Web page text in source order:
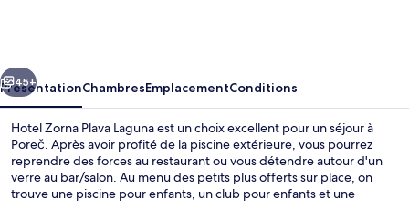
Suivant
45+
PrésentationChambresEmplacementConditions
Hotel Zorna Plava Laguna est un choix excellent pour un séjour à
Poreč. Après avoir profité de la piscine extérieure, vous pourrez
reprendre des forces au restaurant ou vous détendre autour d'un
verre au bar/salon. Au menu des petits plus offerts sur place, on
trouve une piscine pour enfants, un club pour enfants et une